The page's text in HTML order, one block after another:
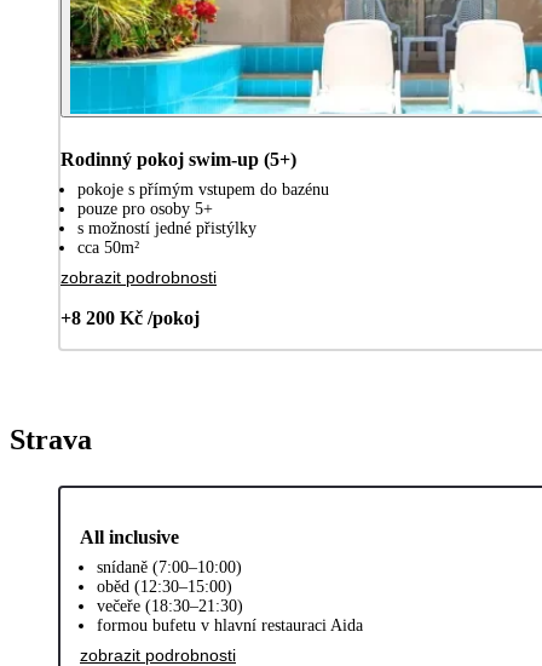
Rodinný pokoj swim-up (5+)
pokoje s přímým vstupem do bazénu
pouze pro osoby 5+
s možností jedné přistýlky
cca 50m²
zobrazit podrobnosti
+8 200 Kč /pokoj
Strava
All inclusive
snídaně (7:00–10:00)
oběd (12:30–15:00)
večeře (18:30–21:30)
formou bufetu v hlavní restauraci Aida
zobrazit podrobnosti